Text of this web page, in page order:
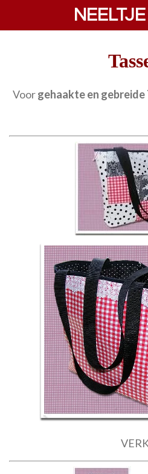
Voorgehaakte en gebreide